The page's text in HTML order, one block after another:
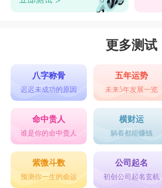
更多测试
八字称骨
迟迟未成功的原因
五年运势
未来5年发展一览
命中贵人
谁是你的命中贵人
横财运
躺着都能赚钱
紫微斗数
预测你一生的命运
公司起名
初创公司起名玄机